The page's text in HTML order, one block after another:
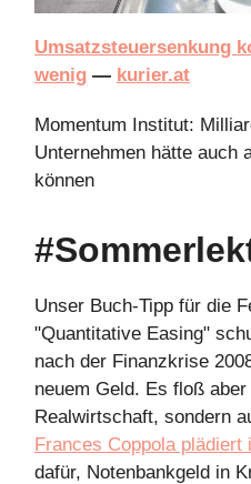
Umsatzsteuersenkung
wenig — kurier.at
Momentum Institut:
Unternehmen hätte auch
können
Unser Buch-Tipp für die
"Quantitative Easing"
nach der Finanzkrise
neuem Geld. Es floß
Realwirtschaft, sondern
Frances Coppola plädiert
dafür, Notenbankgeld in